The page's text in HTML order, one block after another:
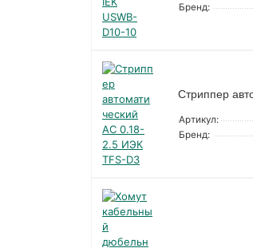
Бренд:
Стриппер
Артикул:
Бренд: